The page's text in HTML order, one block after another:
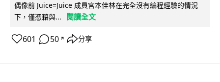
偶像前 Juice=Juice 成員宮本佳林在完全沒有編程經驗的情況
下，僅憑藉與...
閱讀全文
601 50 ↗ 分享